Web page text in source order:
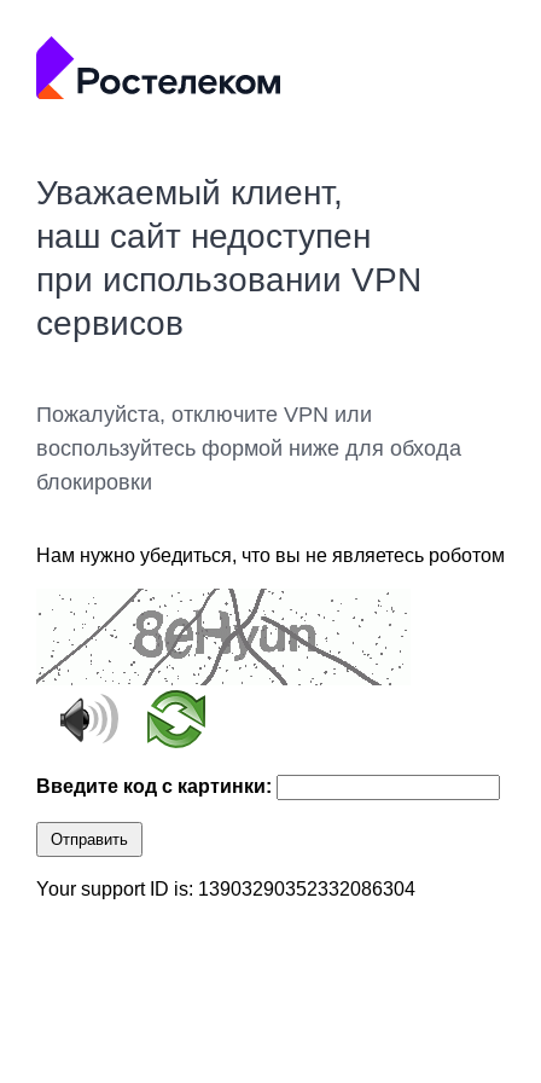
Уважаемый клиент,
наш сайт недоступен
при использовании VPN
сервисов
Пожалуйста, отключите VPN или
воспользуйтесь формой ниже для обхода
блокировки
Нам нужно убедиться, что вы не являетесь роботом
Введите код с картинки:
Отправить
Your support ID is: 13903290352332086304